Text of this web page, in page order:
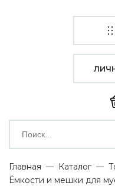
Главная Каталог
Ёмкости и мешки для